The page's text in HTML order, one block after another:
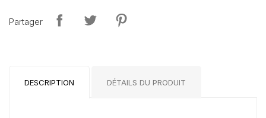
Partager
DESCRIPTION DÉTAILS DU PRODUIT